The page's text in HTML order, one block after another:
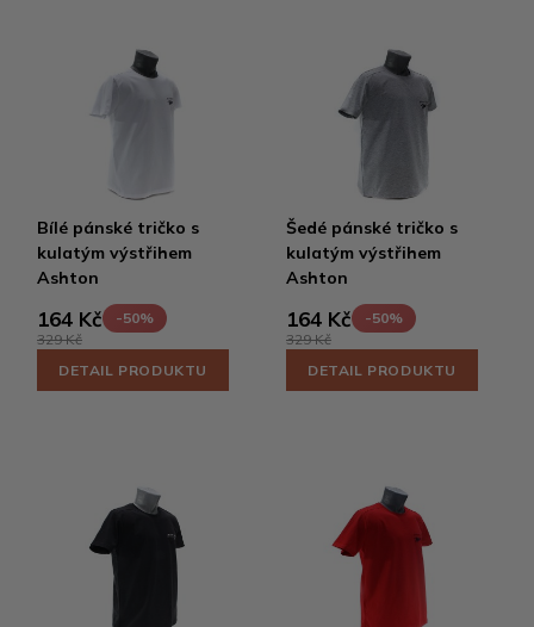
Bílé pánské tričko s
kulatým výstřihem
Ashton
164 Kč
-50%
329 Kč
DETAIL PRODUKTU
Šedé pánské tričko s
kulatým výstřihem
Ashton
164 Kč
-50%
329 Kč
DETAIL PRODUKTU